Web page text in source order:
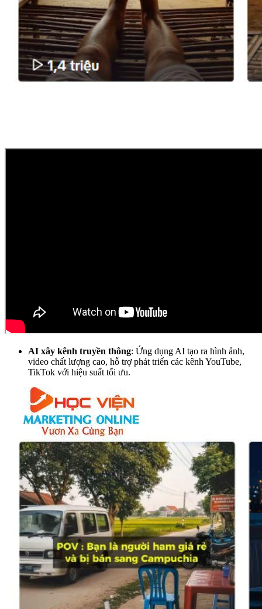
AI xây kênh truyền thông: Ứng dụng AI tạo ra hình ảnh,
video chất lượng cao, hỗ trợ phát triển các kênh YouTube,
TikTok với hiệu suất tối ưu.